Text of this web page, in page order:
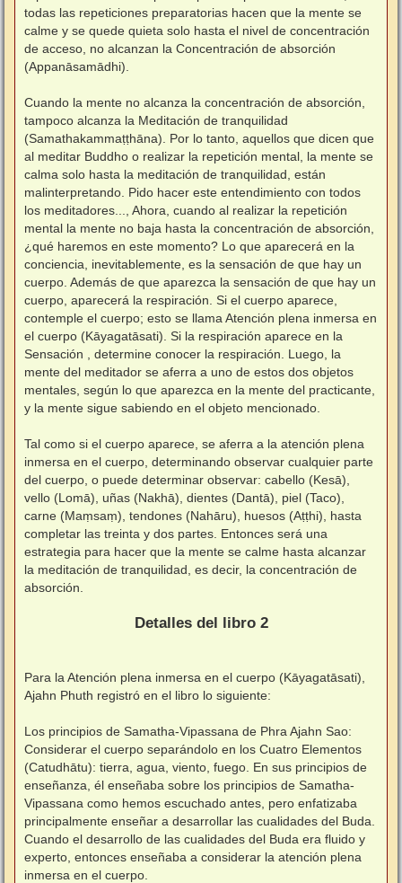
todas las repeticiones preparatorias hacen que la mente se
calme y se quede quieta solo hasta el nivel de concentración
de acceso, no alcanzan la Concentración de absorción
(Appanāsamādhi).
Cuando la mente no alcanza la concentración de absorción,
tampoco alcanza la Meditación de tranquilidad
(Samathakammaṭṭhāna). Por lo tanto, aquellos que dicen que
al meditar Buddho o realizar la repetición mental, la mente se
calma solo hasta la meditación de tranquilidad, están
malinterpretando. Pido hacer este entendimiento con todos
los meditadores..., Ahora, cuando al realizar la repetición
mental la mente no baja hasta la concentración de absorción,
¿qué haremos en este momento? Lo que aparecerá en la
conciencia, inevitablemente, es la sensación de que hay un
cuerpo. Además de que aparezca la sensación de que hay un
cuerpo, aparecerá la respiración. Si el cuerpo aparece,
contemple el cuerpo; esto se llama Atención plena inmersa en
el cuerpo (Kāyagatāsati). Si la respiración aparece en la
Sensación , determine conocer la respiración. Luego, la
mente del meditador se aferra a uno de estos dos objetos
mentales, según lo que aparezca en la mente del practicante,
y la mente sigue sabiendo en el objeto mencionado.
Tal como si el cuerpo aparece, se aferra a la atención plena
inmersa en el cuerpo, determinando observar cualquier parte
del cuerpo, o puede determinar observar: cabello (Kesā),
vello (Lomā), uñas (Nakhā), dientes (Dantā), piel (Taco),
carne (Maṃsaṃ), tendones (Nahāru), huesos (Aṭṭhi), hasta
completar las treinta y dos partes. Entonces será una
estrategia para hacer que la mente se calme hasta alcanzar
la meditación de tranquilidad, es decir, la concentración de
absorción.
Detalles del libro 2
Para la Atención plena inmersa en el cuerpo (Kāyagatāsati),
Ajahn Phuth registró en el libro lo siguiente:
Los principios de Samatha-Vipassana de Phra Ajahn Sao:
Considerar el cuerpo separándolo en los Cuatro Elementos
(Catudhātu): tierra, agua, viento, fuego. En sus principios de
enseñanza, él enseñaba sobre los principios de Samatha-
Vipassana como hemos escuchado antes, pero enfatizaba
principalmente enseñar a desarrollar las cualidades del Buda.
Cuando el desarrollo de las cualidades del Buda era fluido y
experto, entonces enseñaba a considerar la atención plena
inmersa en el cuerpo.